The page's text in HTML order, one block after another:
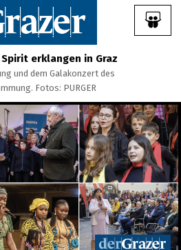
erklangen in Graz
und dem Galakonzert des
Fotos: PURGER